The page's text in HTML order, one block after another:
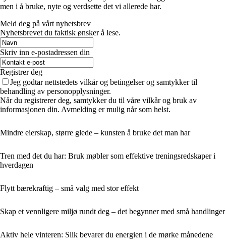
men i å bruke, nyte og verdsette det vi allerede har.
Meld deg på vårt nyhetsbrev
Nyhetsbrevet du faktisk ønsker å lese.
Skriv inn e-postadressen din
Registrer deg
Jeg godtar nettstedets vilkår og betingelser og samtykker til
behandling av personopplysninger.
Når du registrerer deg, samtykker du til våre vilkår og bruk av
informasjonen din. Avmelding er mulig når som helst.
Mindre eierskap, større glede – kunsten å bruke det man har
Tren med det du har: Bruk møbler som effektive treningsredskaper i
hverdagen
Flytt bærekraftig – små valg med stor effekt
Skap et vennligere miljø rundt deg – det begynner med små handlinger
Aktiv hele vinteren: Slik bevarer du energien i de mørke månedene